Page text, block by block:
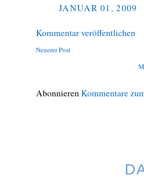
JANUAR 01, 2009
Kommentar veröffentlichen
Neuerer Post
AbonnierenKommentare